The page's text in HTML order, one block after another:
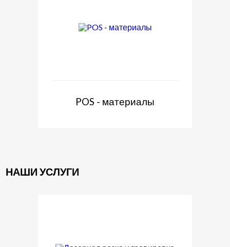
POS - материалы
НАШИ УСЛУГИ